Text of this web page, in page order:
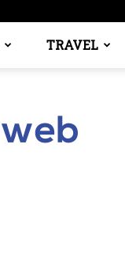
TRAVEL